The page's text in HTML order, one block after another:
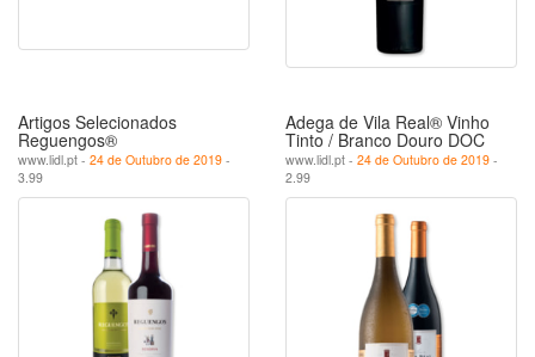
Artigos Selecionados
Reguengos®
www.lidl.pt - 24 de Outubro de 2019 -
3.99
Adega de Vila Real® Vinho
Tinto / Branco Douro DOC
www.lidl.pt - 24 de Outubro de 2019 -
2.99